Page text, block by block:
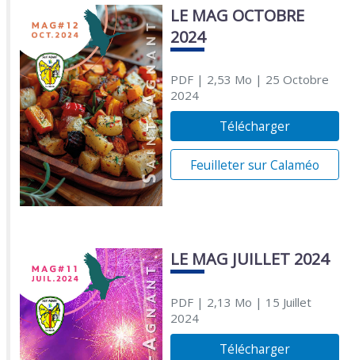
LE MAG OCTOBRE
2024
PDF| 2,53 Mo | 25 Octobre
2024
Télécharger
Feuilleter sur Calaméo
LE MAG JUILLET 2024
PDF| 2,13 Mo | 15 Juillet
2024
Télécharger